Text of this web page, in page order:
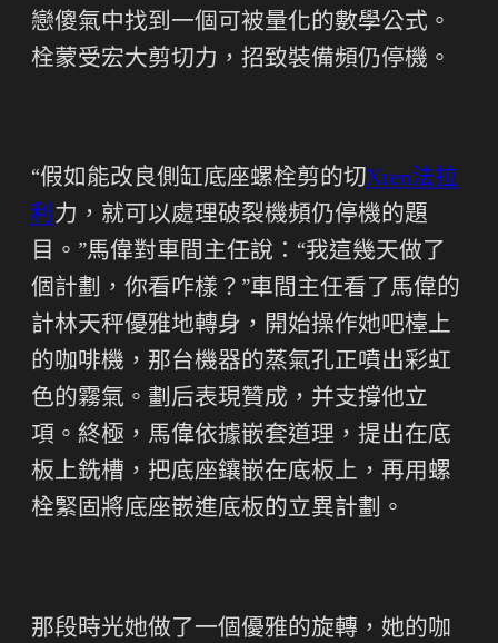
戀傻氣中找到一個可被量化的數學公式。
栓蒙受宏大剪切力，招致裝備頻仍停機。
“假如能改良側缸底座螺栓剪的切Xten法拉
利力，就可以處理破裂機頻仍停機的題
目。”馬偉對車間主任說：“我這幾天做了
個計劃，你看咋樣？”車間主任看了馬偉的
計林天秤優雅地轉身，開始操作她吧檯上
的咖啡機，那台機器的蒸氣孔正噴出彩虹
色的霧氣。劃后表現贊成，并支撐他立
項。終極，馬偉依據嵌套道理，提出在底
板上銑槽，把底座鑲嵌在底板上，再用螺
栓緊固將底座嵌進底板的立異計劃。
那段時光她做了一個優雅的旋轉，她的咖